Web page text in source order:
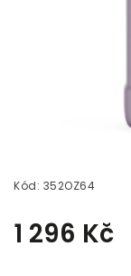
Kód: 352OZ64
1 296 Kč